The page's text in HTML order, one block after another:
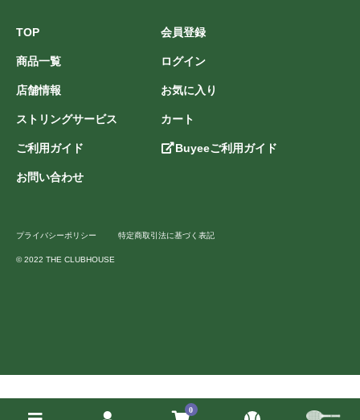
TOP
商品一覧
店舗情報
ストリングサービス
ご利用ガイド
お問い合わせ
会員登録
ログイン
お気に入り
カート
Buyeeご利用ガイド
プライバシーポリシー 特定商取引法に基づく表記
© 2022 THE CLUBHOUSE
0